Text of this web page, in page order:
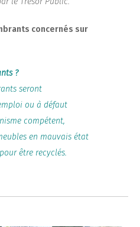
concernés sur
?
seront
ou à défaut
compétent,
en mauvais état
être recyclés.